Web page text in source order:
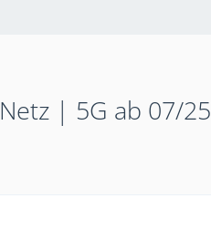
| 5G ab 07/25